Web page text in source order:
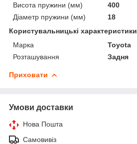
Висота пружини (мм)
400
Діаметр пружини (мм)
18
Користувальницькі характеристики
Марка
Toyota
Розташування
Задня
Приховати
Умови доставки
Нова Пошта
Самовивіз